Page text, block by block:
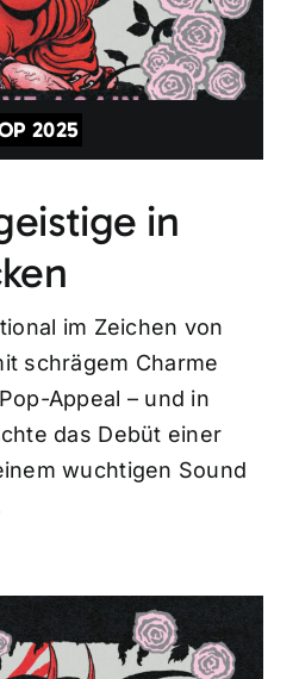
2025
in
im Zeichen von
schrägem Charme
Appeal – und in
das Debüt einer
wuchtigen Sound